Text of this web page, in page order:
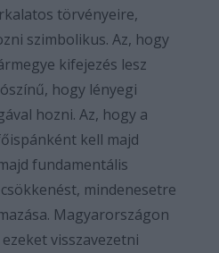
törvényeire,
szimbolikus. Az, hogy
kifejezés lesz
hogy lényegi
hozni. Az, hogy a
kell majd
fundamentális
mindenesetre
Magyarországon
visszavezetni